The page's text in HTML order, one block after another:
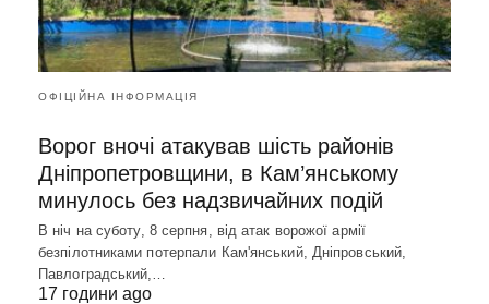
ОФІЦІЙНА ІНФОРМАЦІЯ
Ворог вночі атакував шість районів
Дніпропетровщини, в Кам’янському
минулось без надзвичайних подій
В ніч на суботу, 8 серпня, від атак ворожої армії
безпілотниками потерпали Кам'янський, Дніпровський,
Павлоградський,…
17 години ago